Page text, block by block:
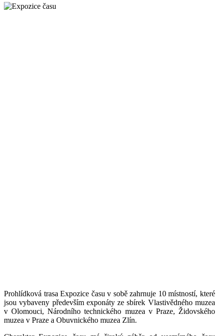
Prohlídková trasa Expozice času v sobě zahrnuje 10 místností, které
jsou vybaveny především exponáty ze sbírek Vlastivědného muzea
v Olomouci, Národního technického muzea v Praze, Židovského
muzea v Praze a Obuvnického muzea Zlín.